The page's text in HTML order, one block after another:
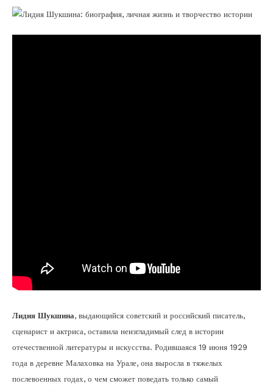
Лидия Шукшина, выдающийся советский и российский писатель,
сценарист и актриса, оставила неизгладимый след в истории
отечественной литературы и искусства. Родившаяся 19 июня 1929
года в деревне Малаховка на Урале, она выросла в тяжелых
послевоенных годах, о чем сможет поведать только самый